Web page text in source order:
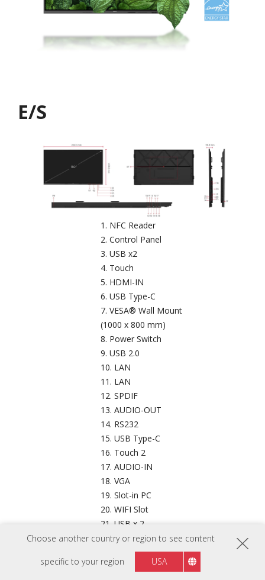
Choose another country or region to see content
specific to your region USA
E/S
NFC Reader
Control Panel
USB x2
Touch
HDMI-IN
USB Type-C
VESA® Wall Mount
(1000 x 800 mm)
Power Switch
USB 2.0
LAN
LAN
SPDIF
AUDIO-OUT
RS232
USB Type-C
Touch 2
AUDIO-IN
VGA
Slot-in PC
WIFI Slot
USB x 2
USB Type-C
HDMI Out
Touch 1